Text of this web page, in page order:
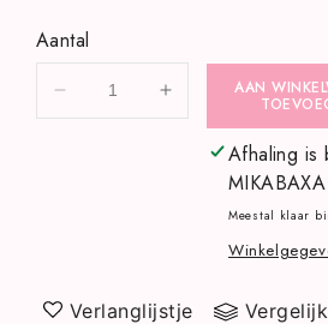
Aantal
Aantal
verlagen
Aantal
verhogen
Zilverkleurige
oorbellen
AAN
Afhaling is
MIKABAXA
Meestal klaar
Verlanglijstje